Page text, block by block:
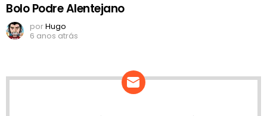
Bolo Podre Alentejano
porHugo
6 anos atrás